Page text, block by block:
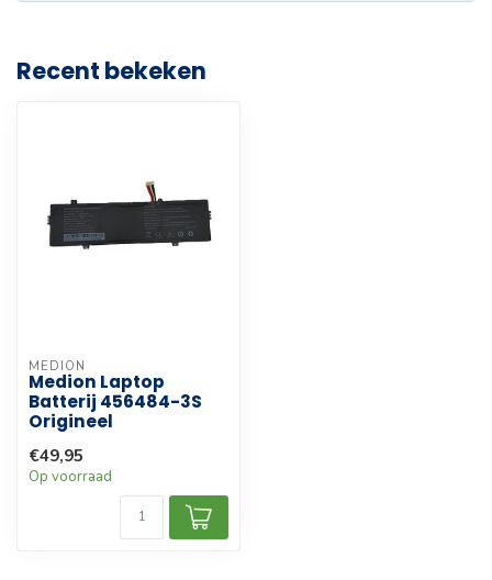
Recent bekeken
MEDION
Medion Laptop
Batterij 456484-3S
Origineel
€49,95
Op voorraad